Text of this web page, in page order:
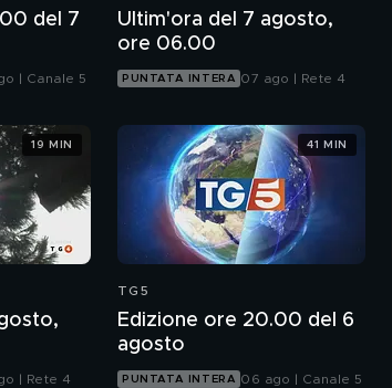
del 7
| Canale 5
Ultim'ora del 7 agosto,
ore 06.00
PUNTATA INTERA 07 ago | Rete 4
| Rete 4
19 MIN
TG5
Edizione ore 20.00 del 6
agosto
PUNTATA INTERA 06 ago | Canale 5
41 MIN